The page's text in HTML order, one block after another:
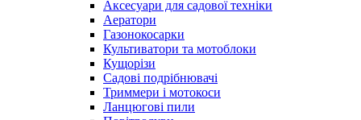
Аксесуари для садової техніки
Аератори
Газонокосарки
Культиватори та мотоблоки
Кущорізи
Садові подрібнювачі
Триммери і мотокоси
Ланцюгові пили